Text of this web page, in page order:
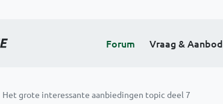
Forum Vraag & Aanbod
Het grote interessante aanbiedingen topic deel 7